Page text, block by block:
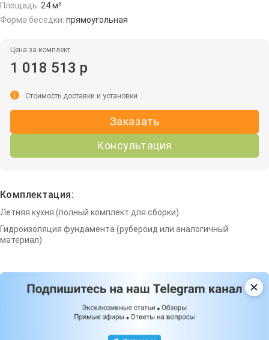
Площадь: 24 м²
Форма беседки: прямоугольная
Цена за комплект
1 018 513 р
Заказать
Консультация
i Стоимость доставки и установки
Комплектация:
Летняя кухня (полный комплект для сборки)
Гидроизоляция фундамента (рубероид или аналогичный
материал)